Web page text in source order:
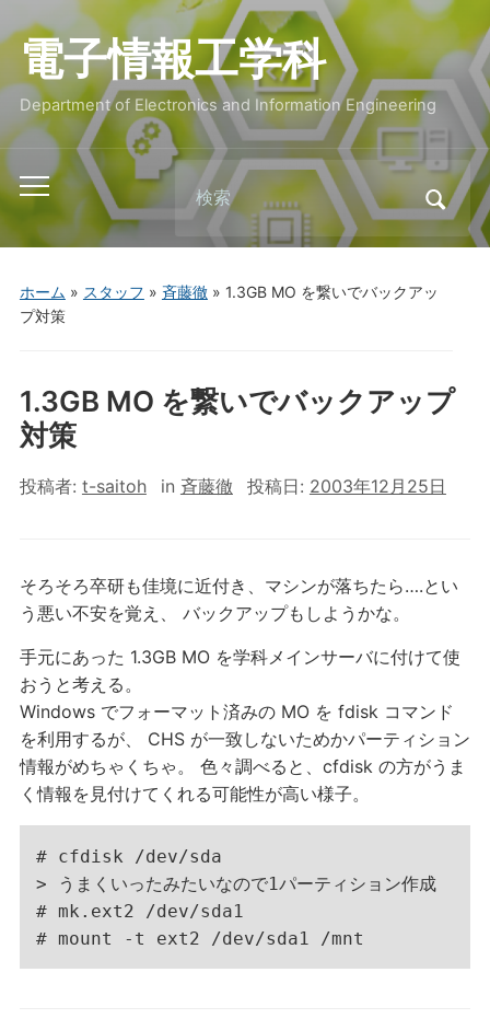
電子情報工学科
Department of Electronics and Information Engineering
Toggle
mobile
menu
Search
for:
ホーム » スタッフ » 斉藤徹» 1.3GB MO を繋いでバックアッ
プ対策
1.3GB MO を繋いでバックアップ
対策
投稿者: t-saitoh in 斉藤徹 投稿日: 2003年12月25日
そろそろ卒研も佳境に近付き、マシンが落ちたら….とい
う悪い不安を覚え、 バックアップもしようかな。
手元にあった 1.3GB MO を学科メインサーバに付けて使
おうと考える。
Windows でフォーマット済みの MO を fdisk コマンド
を利用するが、 CHS が一致しないためかパーティション
情報がめちゃくちゃ。 色々調べると、cfdisk の方がうま
く情報を見付けてくれる可能性が高い様子。
# cfdisk /dev/sda
> うまくいったみたいなので1パーティション作成
# mk.ext2 /dev/sda1